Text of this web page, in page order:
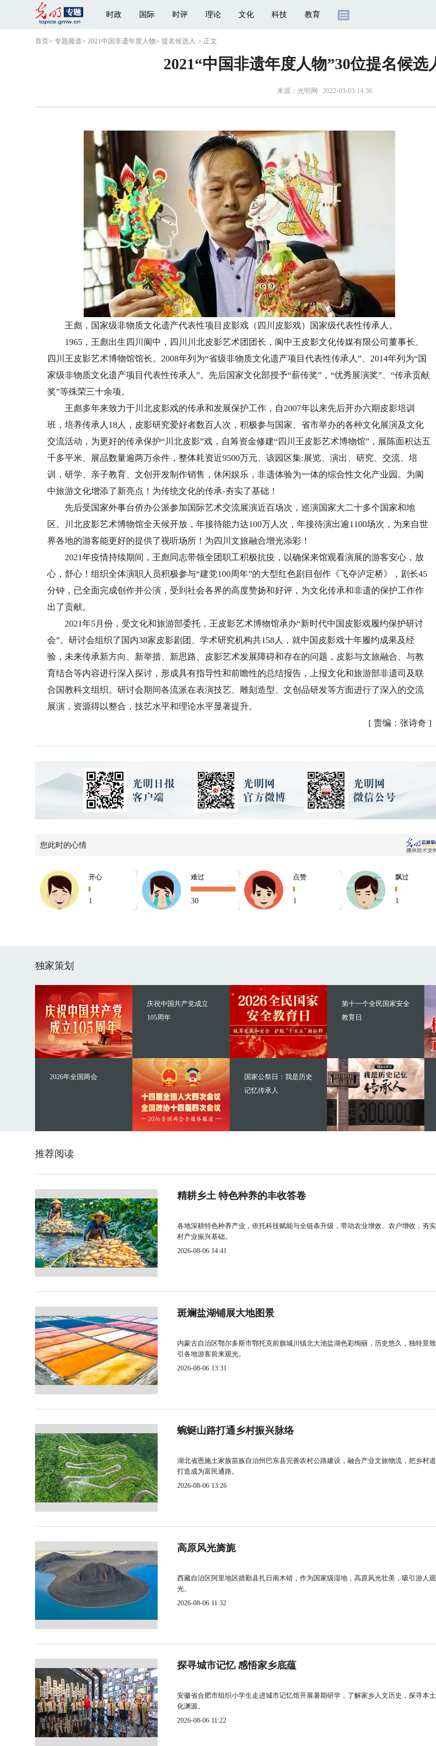
时政 国际 时评 理论 文化 科技 教育
首页 > 专题频道> 2021中国非遗年度人物> 提名候选人 > 正文
2021“中国非遗年度人物”30位提名候选
来源： 光明网 2022-03-03 14:36
王彪，国家级非物质文化遗产代表性项目皮影戏（四川皮影戏）国家级代表性传承人。
1965，王彪出生四川阆中，四川川北皮影艺术团团长，阆中王皮影文化传媒有限公司董事长、
四川王皮影艺术博物馆馆长。2008年列为“省级非物质文化遗产项目代表性传承人”、2014年列为“国
家级非物质文化遗产项目代表性传承人”。先后国家文化部授予“薪传奖”，“优秀展演奖”、“传承贡献
奖”等殊荣三十余项。
王彪多年来致力于川北皮影戏的传承和发展保护工作，自2007年以来先后开办六期皮影培训
班，培养传承人18人，皮影研究爱好者数百人次，积极参与国家、省市举办的各种文化展演及文化
交流活动，为更好的传承保护“川北皮影”戏，自筹资金修建“四川王皮影艺术博物馆”，展陈面积达五
千多平米、展品数量逾两万余件，整体耗资近9500万元、该园区集:展览、演出、研究、交流、培
训，研学、亲子教育、文创开发制作销售，休闲娱乐，非遗体验为一体的综合性文化产业园。为阆
中旅游文化增添了新亮点！为传统文化的传承-夯实了基础！
先后受国家外事台侨办公派参加国际艺术交流展演近百场次，巡演国家大二十多个国家和地
区。川北皮影艺术博物馆全天候开放，年接待能力达100万人次，年接待演出逾1100场次，为来自世
界各地的游客能更好的提供了视听场所！为四川文旅融合增光添彩！
2021年疫情持续期间，王彪同志带领全团职工积极抗疫，以确保来馆观看演展的游客安心，放
心，舒心！组织全体演职人员积极参与“建党100周年”的大型红色剧目创作《飞夺泸定桥》，剧长45
分钟，已全面完成创作并公演，受到社会各界的高度赞扬和好评，为文化传承和非遗的保护工作作
出了贡献。
2021年5月份，受文化和旅游部委托，王皮影艺术博物馆承办“新时代中国皮影戏履约保护研讨
会”。研讨会组织了国内38家皮影剧团、学术研究机构共158人，就中国皮影戏十年履约成果及经
验，未来传承新方向、新举措、新思路、皮影艺术发展障碍和存在的问题，皮影与文旅融合、与教
育结合等内容进行深入探讨，形成具有指导性和前瞻性的总结报告，上报文化和旅游部非遗司及联
合国教科文组织。研讨会期间各流派在表演技艺、雕刻造型、文创品研发等方面进行了深入的交流
展演，资源得以整合，技艺水平和理论水平显著提升。
[ 责编：张诗奇]
您此时的心情
开心
1
难过
30
点赞
1
飘过
1
独家策划
庆祝中国共产党成立
105周年
2026年全国两会
第十一个全民国家安全
教育日
国家公祭日：我是历史
记忆传承人
推荐阅读
精耕乡土 特色种养的丰收答卷
各地深耕特色种养产业，依托科技赋能与全链条升级，带动农业增效、农户增收，夯
村产业振兴基础。
2026-08-06 14:41
斑斓盐湖铺展大地图景
内蒙古自治区鄂尔多斯市鄂托克前旗城川镇北大池盐湖色彩绚丽，历史悠久，独特景
引各地游客前来观光。
2026-08-06 13:31
蜿蜒山路打通乡村振兴脉络
湖北省恩施土家族苗族自治州巴东县完善农村公路建设，融合产业文旅物流，把乡村
打造成为富民通路。
2026-08-06 13:26
高原风光旖旎
西藏自治区阿里地区措勤县扎日南木错，作为国家级湿地，高原风光壮美，吸引游人观
光。
2026-08-06 11:32
探寻城市记忆 感悟家乡底蕴
安徽省合肥市组织小学生走进城市记忆馆开展暑期研学，了解家乡人文历史，探寻本
化渊源。
2026-08-06 11:22